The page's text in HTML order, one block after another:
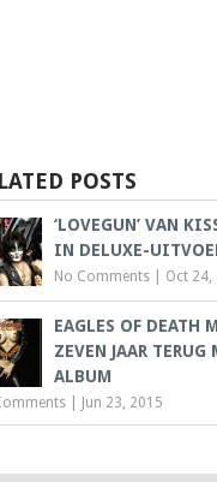
POSTS
‘LOVEGUN’ VAN
IN DELUXE-
No Comments Oct 24,
EAGLES OF DEATH
ZEVEN JAAR
ALBUM
Jun 23, 2015